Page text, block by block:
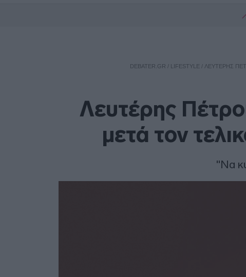
DEBATER.GR / LIFESTYLE/ ΛΕΥΤΈΡΗΣ
Λευτέρης
μετά τον
"Να